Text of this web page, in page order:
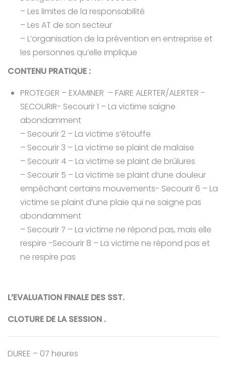
– Les limites de la responsabilité
– Les AT de son secteur
– L’organisation de la prévention en entreprise et
les personnes qu’elle implique
CONTENU PRATIQUE :
PROTEGER – EXAMINER – FAIRE ALERTER/ALERTER -
SECOURIR- Secourir 1 – La victime saigne
abondamment
– Secourir 2 – La victime s’étouffe
– Secourir 3 – La victime se plaint de malaise
– Secourir 4 – La victime se plaint de brûlures
– Secourir 5 – La victime se plaint d’une douleur
empêchant certains mouvements- Secourir 6 – La
victime se plaint d’une plaie qui ne saigne pas
abondamment
– Secourir 7 – La victime ne répond pas, mais elle
respire -Secourir 8 – La victime ne répond pas et
ne respire pas
L’EVALUATION FINALE DES SST.
CLOTURE DE LA SESSION .
DUREE – 07 heures